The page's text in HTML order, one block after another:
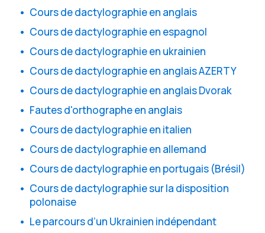
Cours de dactylographie en anglais
Cours de dactylographie en espagnol
Cours de dactylographie en ukrainien
Cours de dactylographie en anglais AZERTY
Cours de dactylographie en anglais Dvorak
Fautes d'orthographe en anglais
Cours de dactylographie en italien
Cours de dactylographie en allemand
Cours de dactylographie en portugais (Brésil)
Cours de dactylographie sur la disposition
polonaise
Le parcours d’un Ukrainien indépendant